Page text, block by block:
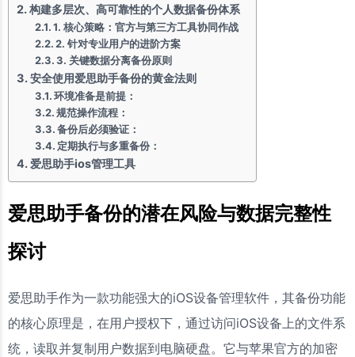
构建多层次、高可靠性的个人数据备份体系
1. 核心策略：官方与第三方工具协同作战
2. 针对专业用户的进阶方案
3. 关键数据分离备份原则
安全使用爱思助手备份的黄金法则
环境准备是前提：
规范操作流程：
备份后必须验证：
定期执行与多重备份：
爱思助手ios管理工具
爱思助手备份的潜在风险与数据完整性
探讨
爱思助手作为一款功能强大的iOS设备管理软件，其备份功能
的核心原理是，在用户授权下，通过访问iOS设备上的文件系
统，读取并复制用户数据到电脑硬盘。它与苹果官方的加密